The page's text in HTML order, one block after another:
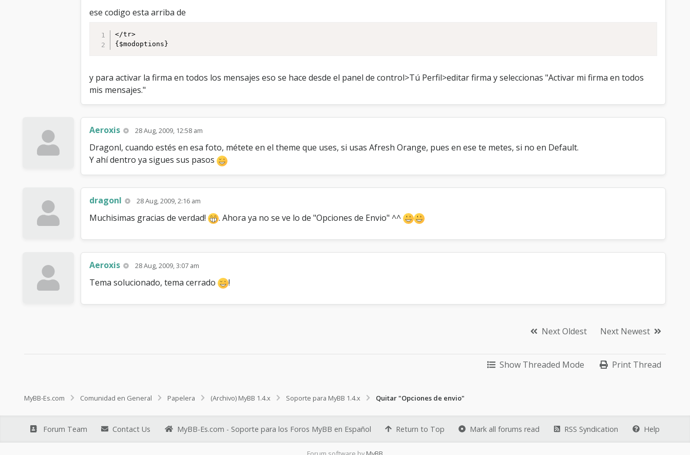
ese codigo esta arriba de
</tr>
{$modoptions}
y para activar la firma en todos los mensajes eso se hace desde el panel de control>Tú Perfil>editar firma y seleccionas "Activar mi firma en todos
mis mensajes."
Aeroxis 28 Aug, 2009, 12:58 am
Dragonl, cuando estés en esa foto, métete en el theme que uses, si usas Afresh Orange, pues en ese te metes, si no en Default.
Y ahí dentro ya sigues sus pasos
dragonl 28 Aug, 2009, 2:16 am
Muchisimas gracias de verdad! . Ahora ya no se ve lo de "Opciones de Envio" ^^
Aeroxis 28 Aug, 2009, 3:07 am
Tema solucionado, tema cerrado !
Next Oldest Next Newest
Show Threaded Mode Print Thread
MyBB-Es.com Comunidad en General Papelera (Archivo) MyBB 1.4.x Soporte para MyBB 1.4.x Quitar "Opciones de envio"
Forum Team Contact Us MyBB-Es.com - Soporte para los Foros MyBB en Español Return to Top Mark all forums read RSS Syndication Help